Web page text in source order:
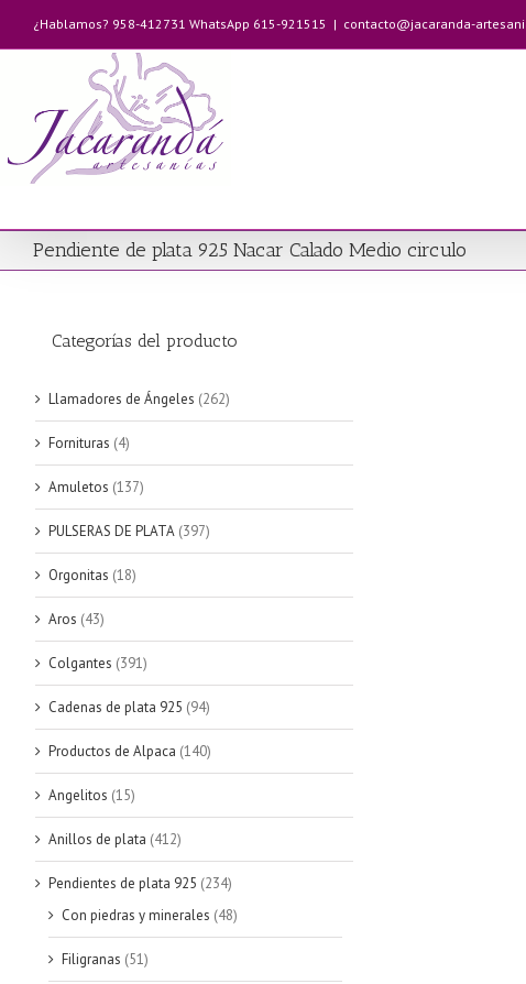
contenido
¿Hablamos? 958-412731 WhatsApp 615-921515 | contacto@jacaranda-
Pendiente de plata 925 Nacar Calado Medio circulo
Categorías del producto
Llamadores de Ángeles (262)
Fornituras (4)
Amuletos (137)
PULSERAS DE PLATA (397)
Orgonitas (18)
Aros (43)
Colgantes (391)
Cadenas de plata 925 (94)
Productos de Alpaca (140)
Angelitos (15)
Anillos de plata (412)
Pendientes de plata 925 (234)
Con piedras y minerales (48)
Filigranas (51)